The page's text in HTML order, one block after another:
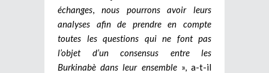
échanges
nous pourrons avoir leurs
analyses
afin de prendre en compte
toutes les questions qui ne font pas
l’objet d’un consensus entre les
Burkinabè dans leur ensemble», a-t-il